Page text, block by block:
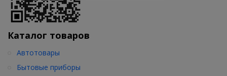
Каталог товаров
Автотовары
Бытовые приборы